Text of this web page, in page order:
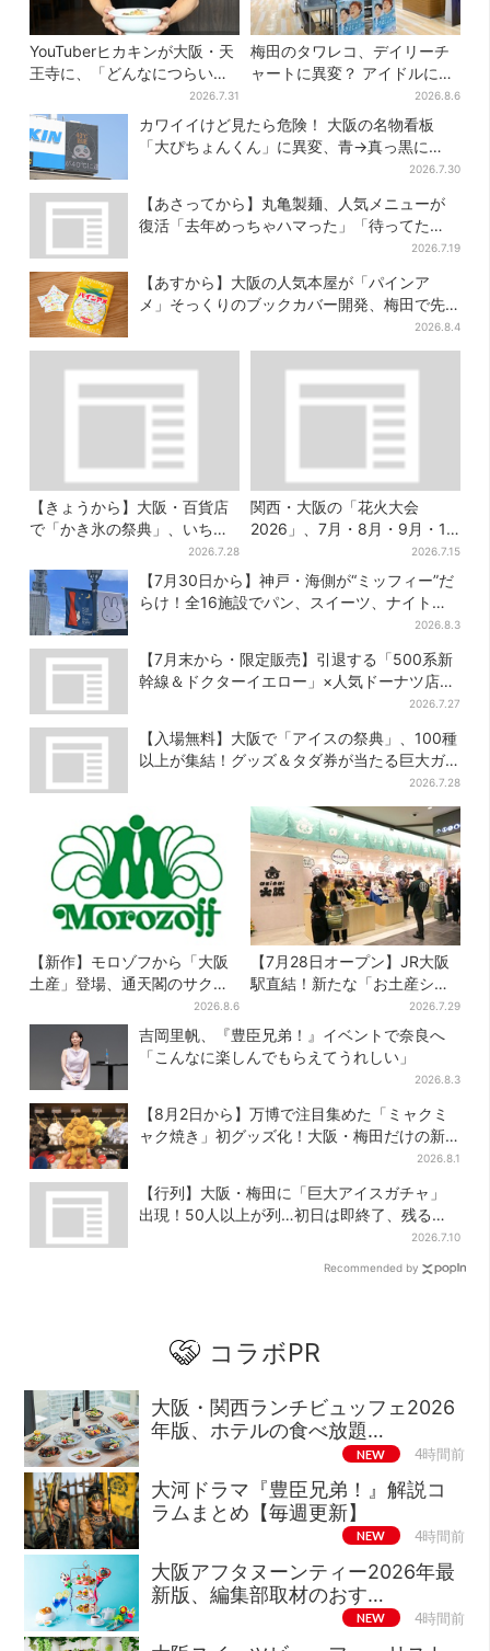
YouTuberヒカキンが大阪・天
王寺に、「どんなにつらい時
でも…」ラーメン愛＆兄セイ
キンとの思い出を語る
2026.7.31
梅田のタワレコ、デイリーチ
ャートに異変？ アイドルに混
じり“マユリカ”が1位に…お笑
いが強すぎる理由とは
2026.8.6
カワイイけど見たら危険！ 大阪の名物看板
「大ぴちょんくん」に異変、青→真っ黒に…
2026.7.30
【あさってから】丸亀製麺、人気メニューが
復活「去年めっちゃハマった」「待ってた
2026.7.19
【あすから】大阪の人気本屋が「パインア
メ」そっくりのブックカバー開発、梅田で先
2026.8.4
【きょうから】大阪・百貨店
で「かき氷の祭典」、いち
ご・イチジク・紅茶・チー
ズ…17店舗のメニュー集結
2026.7.28
関西・大阪の「花火大会
2026」、7月・8月・9月・10
2026.7.15
【7月30日から】神戸・海側が“ミッフィー”だ
らけ！全16施設でパン、スイーツ、ナイトマ
2026.8.3
【7月末から・限定販売】引退する「500系新
幹線＆ドクターイエロー」×人気ドーナツ店が
2026.7.27
【入場無料】大阪で「アイスの祭典」、100種
以上が集結！グッズ＆タダ券が当たる巨大ガ
2026.7.28
【新作】モロゾフから「大阪
土産」登場、通天閣のサクサ
クスイーツ 6カ所で順次発売
2026.8.6
【7月28日オープン】JR大阪
駅直結！新たな「お土産ショ
ップ」、銘菓バラ売りで地元
民の“おやつ調達”にも
2026.7.29
吉岡里帆、『豊臣兄弟！』イベントで奈良へ
「こんなに楽しんでもらえてうれしい」
2026.8.3
【8月2日から】万博で注目集めた「ミャクミ
ャク焼き」初グッズ化！大阪・梅田だけの新
2026.8.1
【行列】大阪・梅田に「巨大アイスガチャ」
出現！50人以上が列…初日は即終了、残る開
2026.7.10
Recommended by
コラボPR
大阪・関西ランチビュッフェ2026
年版、ホテルの食べ放題…
NEW 4時間前
大河ドラマ『豊臣兄弟！』解説コ
ラムまとめ【毎週更新】
NEW 4時間前
大阪アフタヌーンティー2026年最
新版、編集部取材のおす…
NEW 4時間前